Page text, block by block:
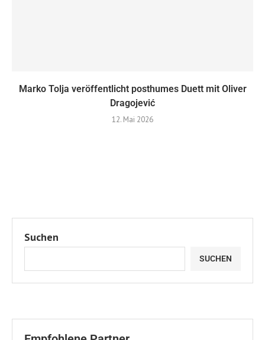
Marko Tolja veröffentlicht posthumes Duett mit Oliver
Dragojević
12. Mai 2026
Suchen
SUCHEN